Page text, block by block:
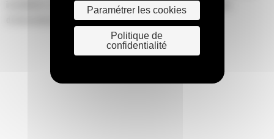
installation sur un équipement d'autres fabricants. Pour plus
d'informations, contactez votre concessionnaire Cat.
Paramétrer les cookies
Politique de
confidentialité